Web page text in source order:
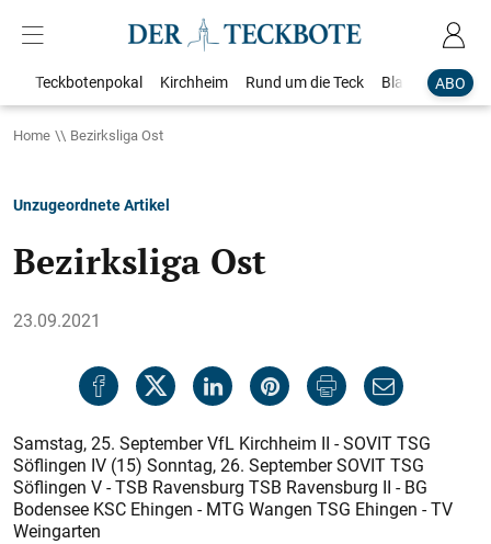
ABO
Teckbotenpokal Kirchheim Rund um die Teck Blaulicht
Home Bezirksliga Ost
Unzugeordnete Artikel
Bezirksliga Ost
23.09.2021
Samstag, 25. September VfL Kirchheim II - SOVIT TSG
Söflingen IV (15) Sonntag, 26. September SOVIT TSG
Söflingen V - TSB Ravensburg TSB Ravensburg II - BG
Bodensee KSC Ehingen - MTG Wangen TSG Ehingen - TV
Weingarten